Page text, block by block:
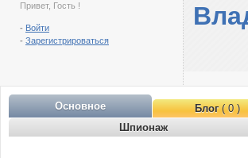
Привет, Гость !
- Войти
- Зарегистрироваться
Основное Блог( 0 )
Шпионаж